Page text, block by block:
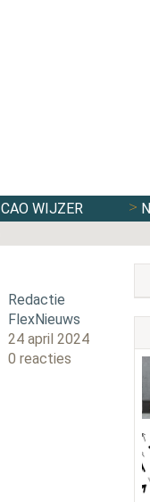
CAO WIJZER
Redactie
FlexNieuws
24 april 2024
0 reacties